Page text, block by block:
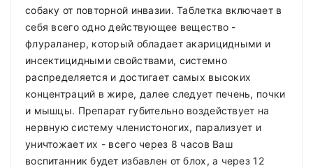
собаку от повторной инвазии. Таблетка включает в
себя всего одно действующее вещество -
флураланер, который обладает акарицидными и
инсектицидными свойствами, системно
распределяется и достигает самых высоких
концентраций в жире, далее следует печень, почки
и мышцы. Препарат губительно воздействует на
нервную систему членистоногих, парализует и
уничтожает их - всего через 8 часов Ваш
воспитанник будет избавлен от блох, а через 12